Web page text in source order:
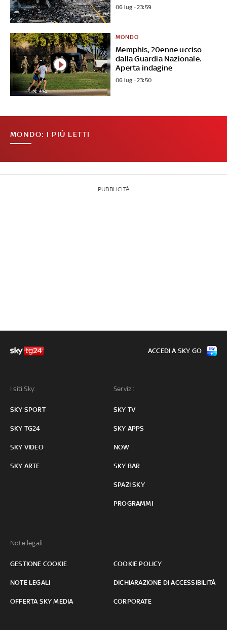
06 lug - 23:59
Memphis, 20enne ucciso
dalla Guardia Nazionale.
Aperta indagine
MONDO
06 lug - 23:50
MONDO: I PIÙ LETTI
PUBBLICITÀ
I siti Sky:
SKY SPORT
SKY TG24
SKY VIDEO
SKY ARTE
Servizi:
SKY TV
SKY APPS
NOW
SKY BAR
SPAZI SKY
PROGRAMMI
Note legali:
GESTIONE COOKIE COOKIE POLICY
NOTE LEGALI DICHIARAZIONE DI ACCESSIBILITÀ
OFFERTA SKY MEDIA CORPORATE
ACCEDI A SKY GO